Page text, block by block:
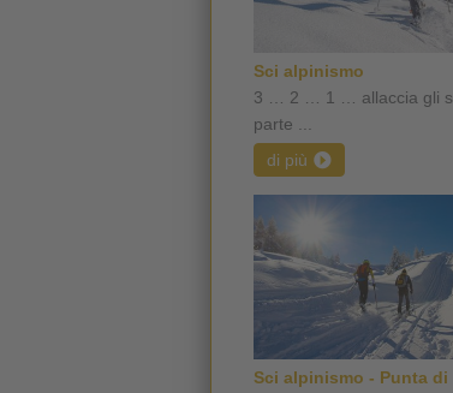
Sci alpinismo
3 … 2 … 1 … allaccia gli
parte ...
di più
Sci alpinismo - Punta di